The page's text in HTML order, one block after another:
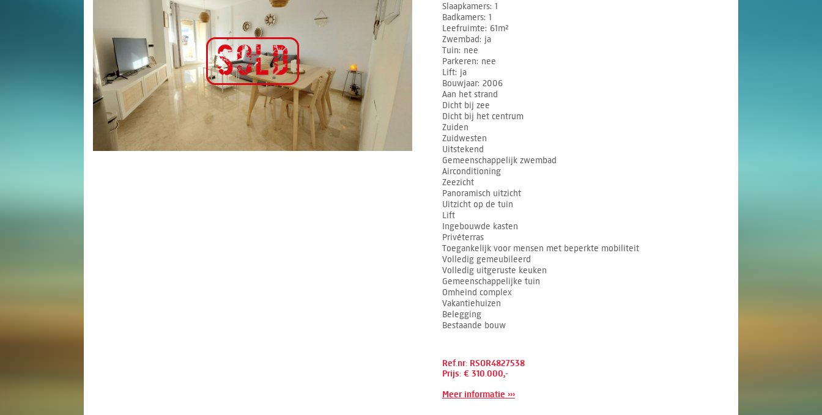
Slaapkamers 1
Badkamers 1
Leefruimte 61m²
Zwembad
ja
Tuin nee
Parkeren nee
Lift ja
Bouwjaar 2006
Aan het strand
Dicht bij zee
Dicht bij het centrum
Zuiden
Zuidwesten
Uitstekend
Gemeenschappelijk zwembad
Airconditioning
Zeezicht
Panoramisch uitzicht
Uitzicht op de tuin
Lift
Ingebouwde kasten
Privéterras
Toegankelijk voor mensen met beperkte mobiliteit
Volledig gemeubileerd
Volledig uitgeruste keuken
Gemeenschappelijke tuin
Omheind complex
Vakantiehuizen
Belegging
Bestaande bouw
Ref.nr: RSOR4827538
Prijs: € 310.000,-
Meer informatie ›››